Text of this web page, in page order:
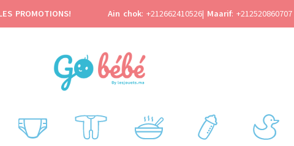
PROMOTIONS! Ain chok: +212662410526| Maarif: +212520860707